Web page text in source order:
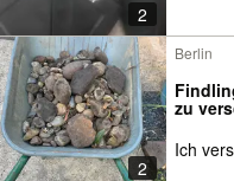
2
2
Berlin
zu
Ich